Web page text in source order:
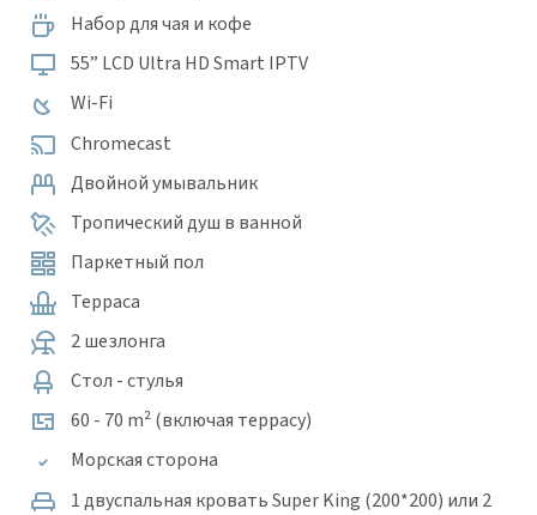
Набор для чая и кофе
55” LCD Ultra HD Smart IPTV
Wi-Fi
Chromecast
Двойной умывальник
Тропический душ в ванной
Паркетный пол
Терраса
2 шезлонга
Стол - стулья
60 - 70 m² (включая террасу)
Морская сторона
1 двуспальная кровать Super King (200*200) или 2